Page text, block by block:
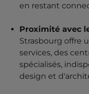
en restant
Proximité avec
Strasbourg offre
services, des
spécialisés,
design et